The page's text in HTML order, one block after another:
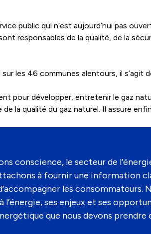
public qui n’est aujourd’hui pas
responsables de la qualité, de la
les 46 communes alentours, il s’agit
pour développer, entretenir le gaz
la qualité du gaz naturel. Il assure
conscience, le secteur de
à fournir une information
les consommateurs.
l’énergie, ses enjeux et ses
que nous devons prendre